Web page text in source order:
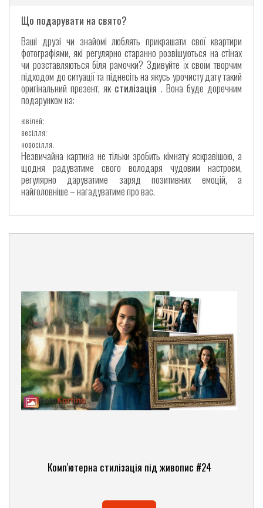
Що подарувати на свято?
Ваші друзі чи знайомі люблять прикрашати свої квартири
фотографіями, які регулярно старанно розвішуються на стінах
чи розставляються біля рамочки? Здивуйте їх своїм творчим
підходом до ситуації та піднесіть на якусь урочисту дату такий
оригінальний презент, як стилізація . Вона буде доречним
подарунком на:
ювілей;
весілля;
новосілля.
Незвичайна картина не тільки зробить кімнату яскравішою, а
щодня радуватиме свого володаря чудовим настроєм,
регулярно даруватиме заряд позитивних емоцій, а
найголовніше – нагадуватиме про вас.
Комп'ютерна стилізація під живопис #24